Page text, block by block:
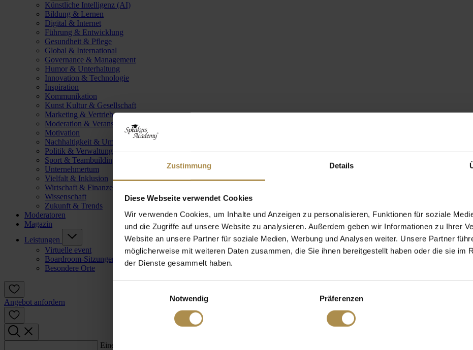
Zustimmung Details
Diese Webseite verwendet Cookies
Wir verwenden Cookies, um Inhalte und Anzeigen zu personalisieren, Funktionen für soziale
und die Zugriffe auf unsere Website zu analysieren. Außerdem geben wir Informationen zu Ihrer
Website an unsere Partner für soziale Medien, Werbung und Analysen weiter. Unsere Partner
möglicherweise mit weiteren Daten zusammen, die Sie ihnen bereitgestellt haben oder die sie im
der Dienste gesammelt haben.
Notwendig
Präferenzen
Künstliche Intelligenz (AI)
Bildung & Lernen
Digital & Internet
Führung & Entwicklung
Gesundheit & Pflege
Global & International
Governance & Management
Humor & Unterhaltung
Innovation & Technologie
Inspiration
Kommunikation
Kunst Kultur & Gesellschaft
Marketing & Vertrieb
Moderation & Veranstaltungsleitung
Motivation
Nachhaltigkeit & Umwelt
Politik & Verwaltung
Sport & Teambuilding
Unternehmertum
Vielfalt & Inklusion
Wirtschaft & Finanzen
Wissenschaft
Zukunft & Trends
Moderatoren
Magazin
Leistungen
Virtuelle event
Boardroom-Sitzungen
Besondere Orte
Angebot anfordern
Einen Suchbegriff eingeben: